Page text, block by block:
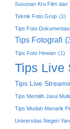
Susunan Kru Film dan
Teknik Foto Grup (1)
Tips Foto
Tips Fotografi
Tips Foto Hewan (1)
Tips Live
Tips Live
Tips Memilih Jasa
Tips Mudah Menarik
Universitas Negeri